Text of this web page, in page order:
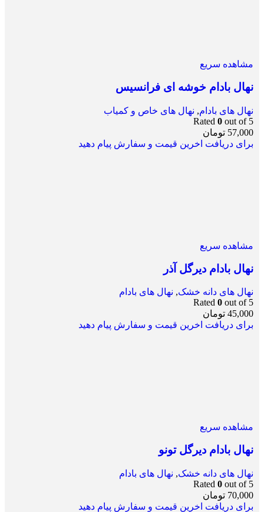
مشاهده سریع
نهال بادام خوشه ای فرانسیس
نهال های بادام, نهال های خاص و کمیاب
Rated 0 out of 5
57,000 تومان
برای دریافت اخرین قیمت و سفارش پیام دهید
مشاهده سریع
نهال بادام دیرگل آذر
نهال های دانه خشک, نهال های بادام
Rated 0 out of 5
45,000 تومان
برای دریافت اخرین قیمت و سفارش پیام دهید
مشاهده سریع
نهال بادام دیرگل تونو
نهال های دانه خشک, نهال های بادام
Rated 0 out of 5
70,000 تومان
برای دریافت اخرین قیمت و سفارش پیام دهید